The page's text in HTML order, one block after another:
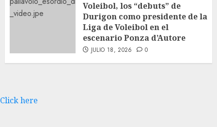
Voleibol, los “debuts” de
Durigon como presidente de la
Liga de Voleibol en el
escenario Ponza d’Autore
JULIO 18, 2026 0
Click here